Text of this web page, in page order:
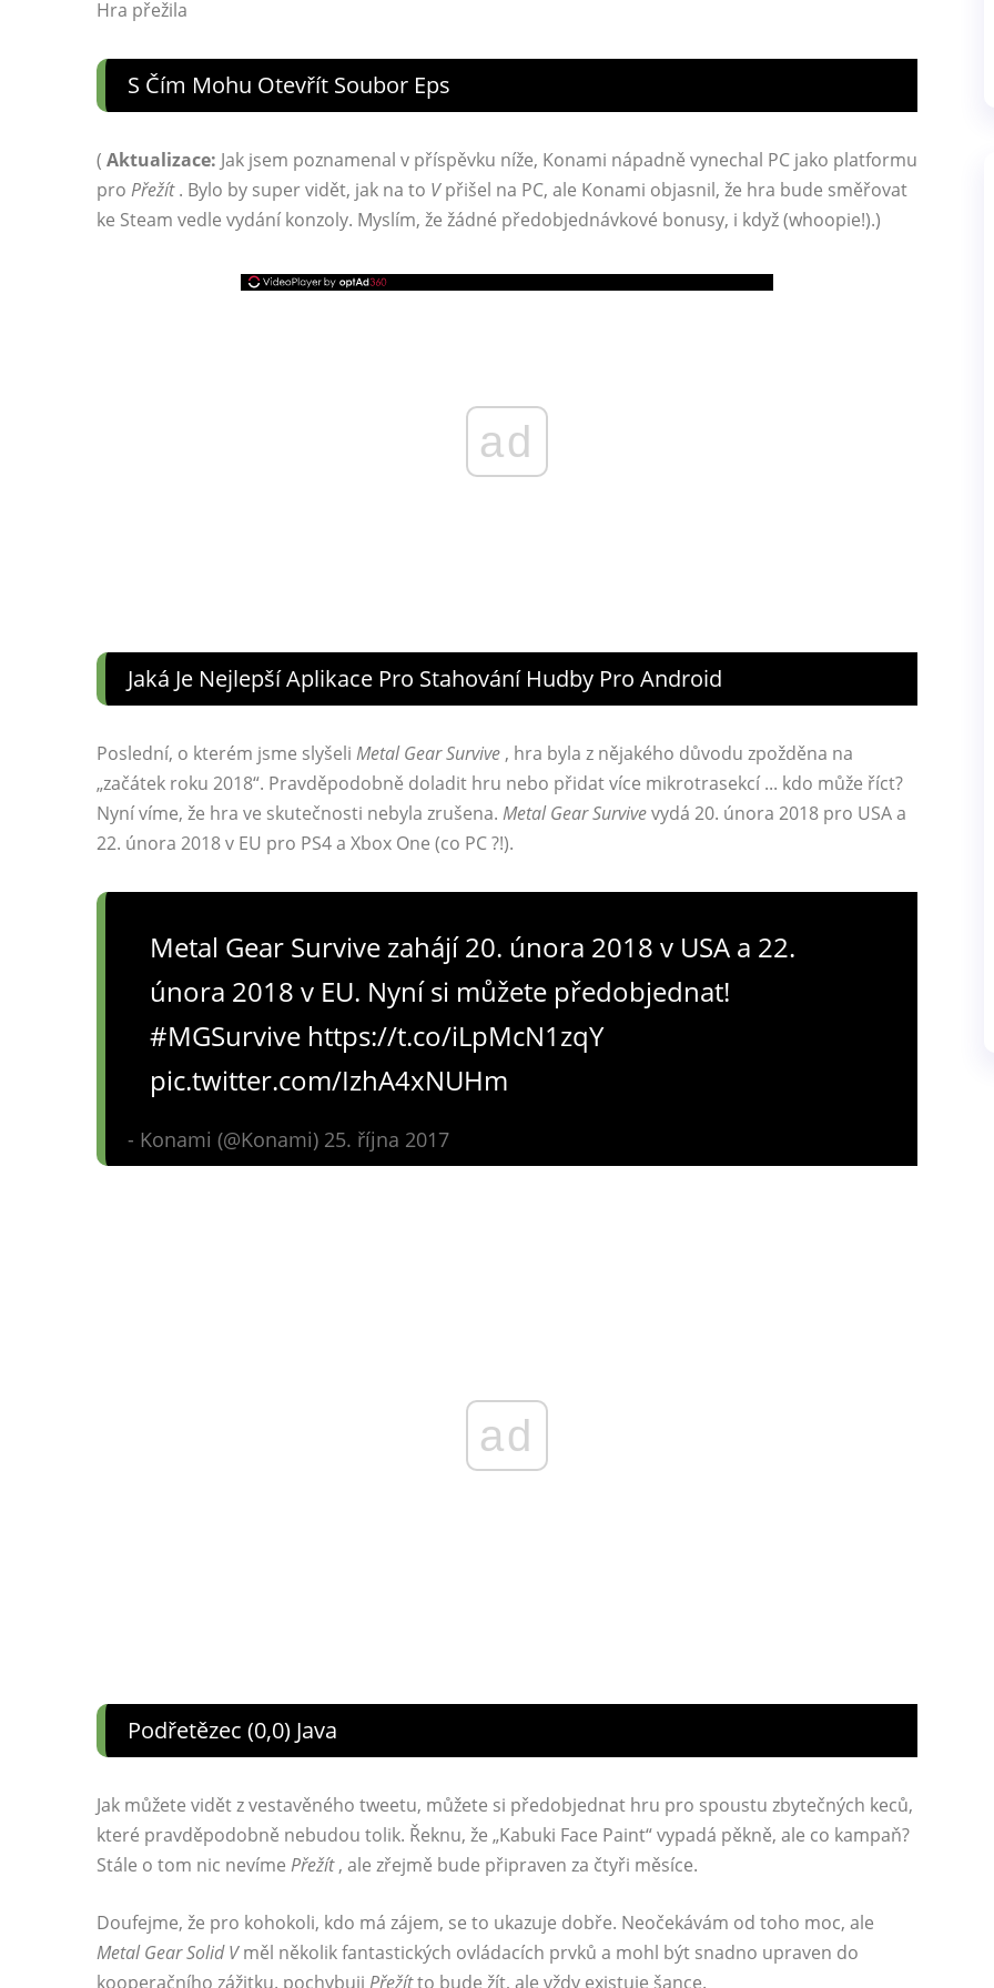
Hra přežila
S Čím Mohu Otevřít Soubor Eps
( Aktualizace: Jak jsem poznamenal v příspěvku níže, Konami nápadně vynechal PC jako platformu
pro Přežít. Bylo by super vidět, jak na to Vpřišel na PC, ale Konami objasnil, že hra bude směřovat
ke Steam vedle vydání konzoly. Myslím, že žádné předobjednávkové bonusy, i když (whoopie!).)
ad
Jaká Je Nejlepší Aplikace Pro Stahování Hudby Pro Android
Poslední, o kterém jsme slyšeli Metal Gear Survive , hra byla z nějakého důvodu zpožděna na
„začátek roku 2018“. Pravděpodobně doladit hru nebo přidat více mikrotrasekcí ... kdo může říct?
Nyní víme, že hra ve skutečnosti nebyla zrušena. Metal Gear Survivevydá 20. února 2018 pro USA a
22. února 2018 v EU pro PS4 a Xbox One (co PC ?!).
Metal Gear Survive zahájí 20. února 2018 v USA a 22.
února 2018 v EU. Nyní si můžete předobjednat!
#MGSurvive https://t.co/iLpMcN1zqY
pic.twitter.com/IzhA4xNUHm
- Konami (@Konami) 25. října 2017
ad
Podřetězec (0,0) Java
Jak můžete vidět z vestavěného tweetu, můžete si předobjednat hru pro spoustu zbytečných keců,
které pravděpodobně nebudou tolik. Řeknu, že „Kabuki Face Paint“ vypadá pěkně, ale co kampaň?
Stále o tom nic nevíme Přežít, ale zřejmě bude připraven za čtyři měsíce.
Doufejme, že pro kohokoli, kdo má zájem, se to ukazuje dobře. Neočekávám od toho moc, ale
Metal Gear Solid Vměl několik fantastických ovládacích prvků a mohl být snadno upraven do
kooperačního zážitku. pochybuji Přežítto bude žít, ale vždy existuje šance.